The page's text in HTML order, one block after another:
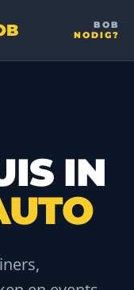
company
BOB
NODIG?
IN